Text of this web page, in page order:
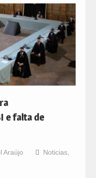
e falta de
Araújo Noticias,